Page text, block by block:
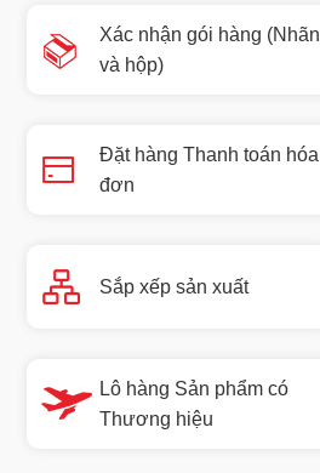
Xác nhận gói hàng (Nhãn
và hộp)
Đặt hàng Thanh toán hóa
đơn
Sắp xếp sản xuất
Lô hàng Sản phẩm có
Thương hiệu